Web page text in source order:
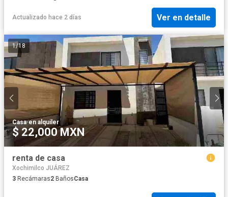
Actualizado hace 2 días Ver en detalle
1/18
Casa·en alquiler
$ 22,000 MXN
renta de casa
Xochimilco JUÁREZ
3 Recámaras2 BañosCasa